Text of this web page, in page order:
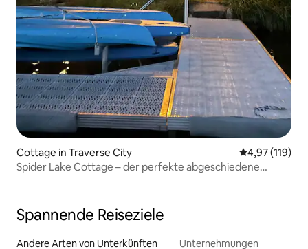
Cottage in Traverse City
4,97 (119)
Spider Lake Cottage – der perfekte abgeschiedene
Spannende Reiseziele
Andere Arten von Unterkünften Unternehmungen